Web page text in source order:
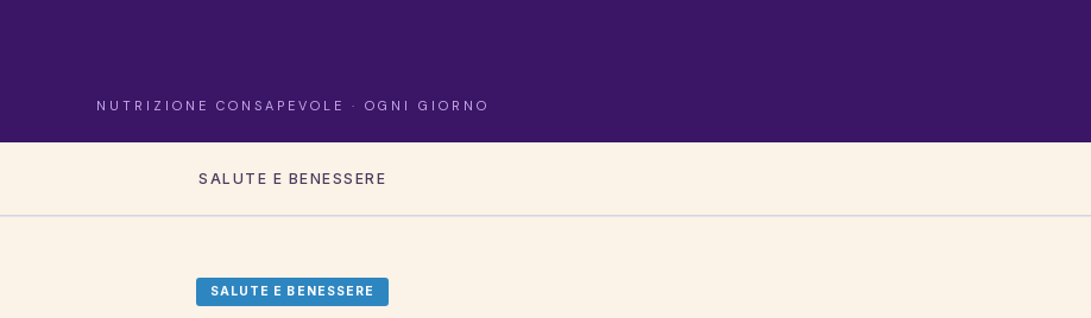
NUTRIZIONE CONSAPEVOLE · OGNI GIORNO
SALUTE E BENESSERE
SALUTE E BENESSERE